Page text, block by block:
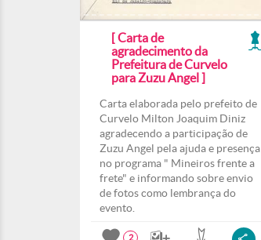
[ Carta de
agradecimento da
Prefeitura de Curvelo
para Zuzu Angel ]
Carta elaborada pelo prefeito de
Curvelo Milton Joaquim Diniz
agradecendo a participação de
Zuzu Angel pela ajuda e presença
no programa " Mineiros frente a
frete" e informando sobre envio
de fotos como lembrança do
evento.
2